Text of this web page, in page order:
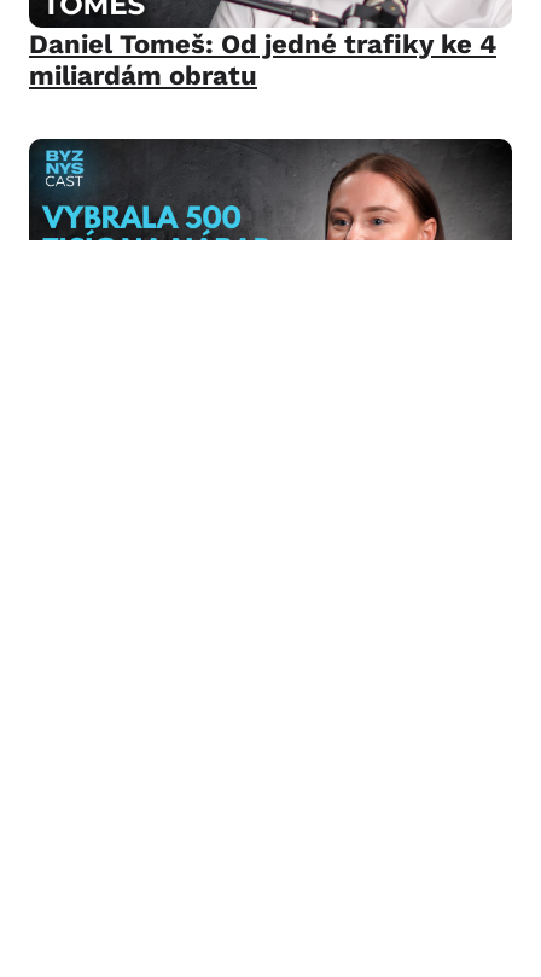
Daniel Tomeš: Od jedné trafiky ke 4
miliardám obratu